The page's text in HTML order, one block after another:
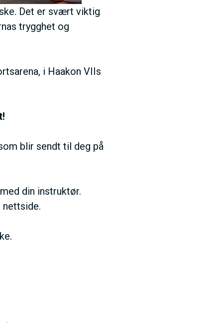
Det er svært viktig
trygghet og
i Haakon VIIs
blir sendt til deg på
din instruktør.
nettside.